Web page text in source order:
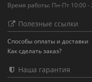
Время работы: Пн-Пт 10:00 -
Полезные ссылки
Способы оплаты и доставки
Как сделать заказ?
Наша гарантия